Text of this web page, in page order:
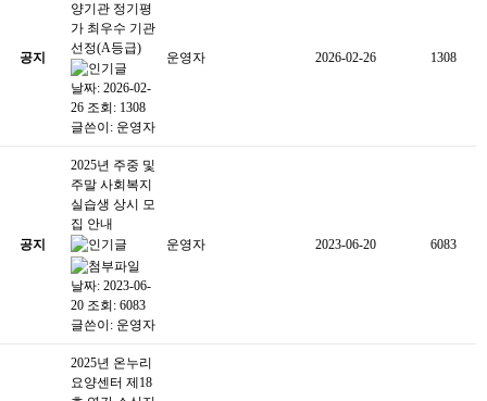
공지
양기관 정기평
가 최우수 기관
선정(A등급)
날짜: 2026-02-
26 조회: 1308
글쓴이: 운영자
운영자 2026-02-26 1308
공지
2025년 주중 및
주말 사회복지
실습생 상시 모
집 안내
날짜: 2023-06-
20 조회: 6083
글쓴이: 운영자
운영자 2023-06-20 6083
2025년 온누리
요양센터 제18